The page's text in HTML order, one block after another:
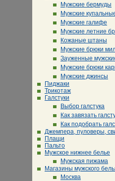
Мужские бермуды
Мужские
Мужские галифе
Мужские летние
Кожаные штаны
Мужские брюки
Зауженные
Мужские брюки
Мужские джинсы
Пиджаки
Трикотаж
Галстуки
Выбор галстука
Как завязать
Как подобрать
Джемпера, пуловеры,
Плащи
Пальто
Мужское нижнее белье
Мужская пижама
Магазины мужского
Москва